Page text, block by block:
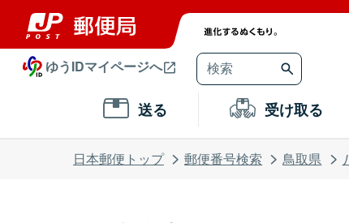
ゆうIDマイページへ
送る 受け取る
日本郵便トップ 郵便番号検索 鳥取県